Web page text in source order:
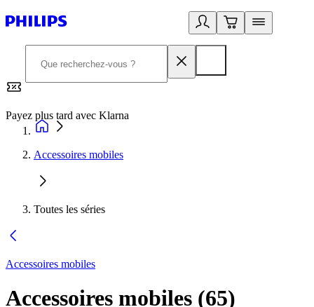
Payez plus tard avec Klarna
Accessoires mobiles
Toutes les séries
Accessoires mobiles
Accessoires mobiles (65)